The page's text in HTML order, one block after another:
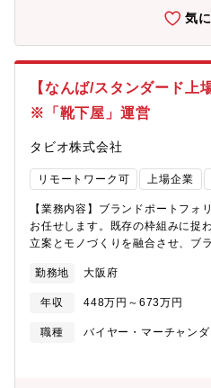
気
【なんば/スタンダード
※「靴下屋」運営
タビオ株式会社
リモートワーク可 上場企業
【業務内容】ブランドポートフォ
お任せします。既存の枠組みに捉
立案とモノづくりを融合させ、ブ
品構成案、型数SKUの最適化・ヒ
ション、差別化要因の明確化・数
入予算（OTB）の策定・適切な値
業務フローの標準化・市場、競合
更の範囲：弊社業務全般【PRポ
勤務地 大阪府
年収 448万円～673万円
職種
バイヤー・マーチャン